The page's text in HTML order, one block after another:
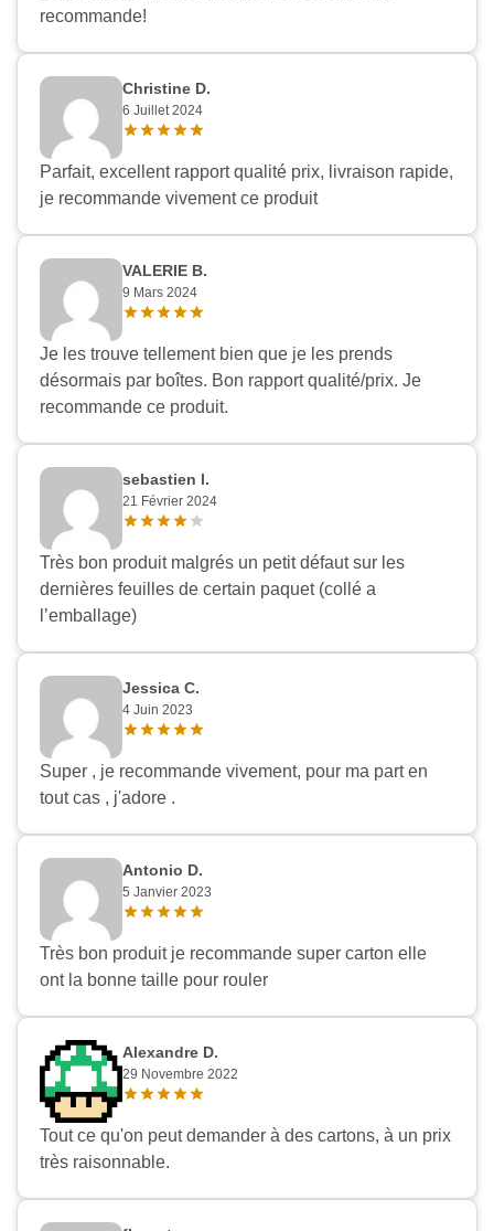
recommande!
Christine D.
6 Juillet 2024
Parfait, excellent rapport qualité prix, livraison rapide,
je recommande vivement ce produit
VALERIE B.
9 Mars 2024
Je les trouve tellement bien que je les prends
désormais par boîtes. Bon rapport qualité/prix. Je
recommande ce produit.
sebastien l.
21 Février 2024
Très bon produit malgrés un petit défaut sur les
dernières feuilles de certain paquet (collé a
l’emballage)
Jessica C.
4 Juin 2023
Super , je recommande vivement, pour ma part en
tout cas , j'adore .
Antonio D.
5 Janvier 2023
Très bon produit je recommande super carton elle
ont la bonne taille pour rouler
Alexandre D.
29 Novembre 2022
Tout ce qu'on peut demander à des cartons, à un prix
très raisonnable.